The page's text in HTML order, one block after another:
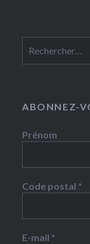
ABONNEZ-
Prénom
Code postal *
E-mail *